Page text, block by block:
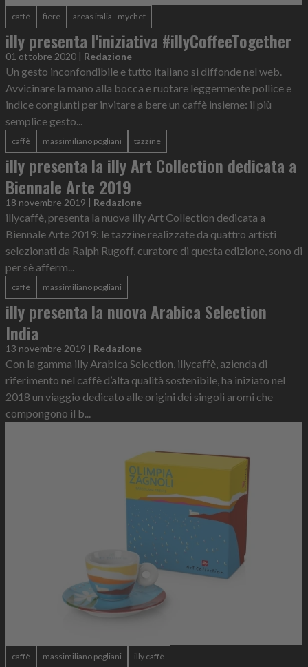
caffè fiere areas italia - mychef
illy presenta l'iniziativa #illyCoffeeTogether
01 ottobre 2020 | Redazione
Un gesto inconfondibile e tutto italiano si diffonde nel web.
Avvicinare la mano alla bocca e ruotare leggermente pollice e
indice congiunti per invitare a bere un caffè insieme: il più
semplice gesto...
caffè massimiliano pogliani tazzine
illy presenta la illy Art Collection dedicata a
Biennale Arte 2019
18 novembre 2019 | Redazione
illycaffè, presenta la nuova illy Art Collection dedicata a
Biennale Arte 2019: le tazzine realizzate da quattro artisti
selezionati da Ralph Rugoff, curatore di questa edizione, sono di
per sè afferm...
caffè massimiliano pogliani
illy presenta la nuova Arabica Selection
India
13 novembre 2019 | Redazione
Con la gamma illy Arabica Selection, illycaffè, azienda di
riferimento nel caffè d’alta qualità sostenibile, ha iniziato nel
2018 un viaggio dedicato alle origini dei singoli aromi che
compongono il b...
caffè massimiliano pogliani illy caffè